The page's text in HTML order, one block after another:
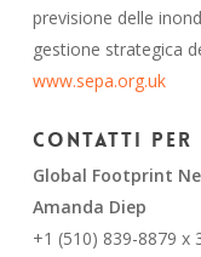
previsione delle
gestione strategica
www.sepa.org.uk
Contatti per
Global Footprint
Amanda Diep
+1 (510) 839-8879 x